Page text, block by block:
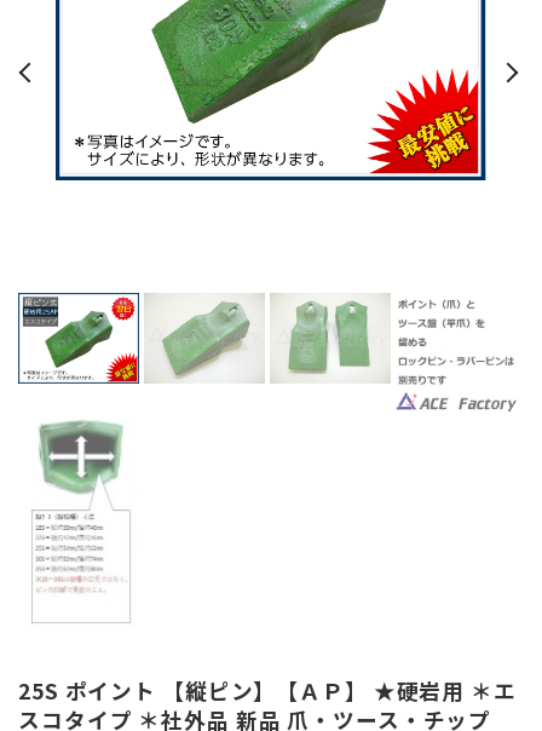
25S ポイント 【縦ピン】【ＡＰ】 ★硬岩用 ＊エ
スコタイプ ＊社外品 新品 爪・ツース・チップ